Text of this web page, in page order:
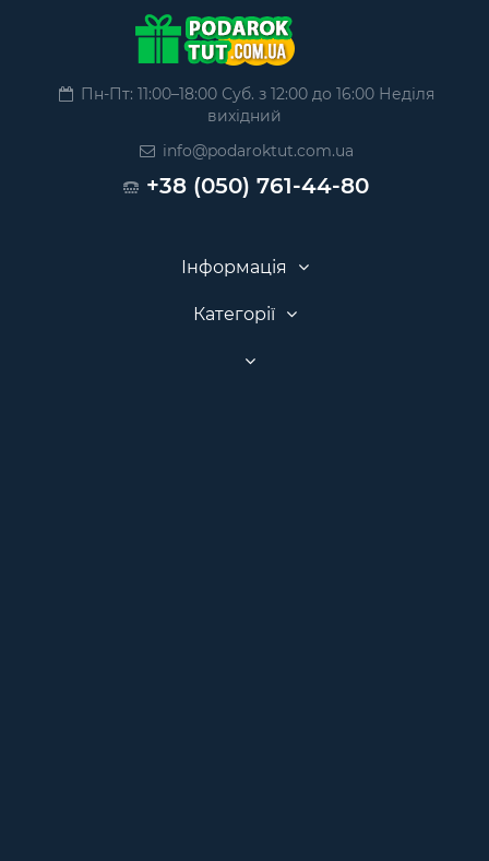
Пн-Пт: 11:00–18:00 Суб. з 12:00 до 16:00 Неділя
вихідний
info@podaroktut.com.ua
+38 (050) 761-44-80
Інформація
Категорії